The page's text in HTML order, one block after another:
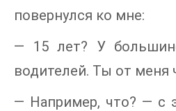
повернулся ко мне:
— 15 лет? У
водителей. Ты от меня
— Например, что? — с